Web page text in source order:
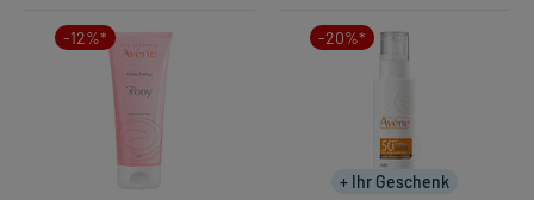
-12%* -20%*
+ Ihr Geschenk